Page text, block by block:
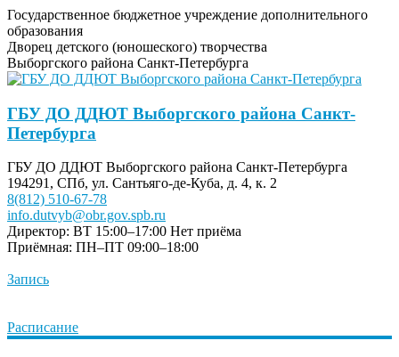
Государственное бюджетное учреждение дополнительного
образования
Дворец детского (юношеского) творчества
Выборгского района Санкт-Петербурга
ГБУ ДО ДДЮТ Выборгского района Санкт-
Петербурга
ГБУ ДО ДДЮТ Выборгского района Санкт-Петербурга
194291, СПб, ул. Сантьяго-де-Куба, д. 4, к. 2
8(812) 510-67-78
info.dutvyb@obr.gov.spb.ru
Директор: ВТ 15:00–17:00 Нет приёма
Приёмная: ПН–ПТ 09:00–18:00
Запись
Расписание